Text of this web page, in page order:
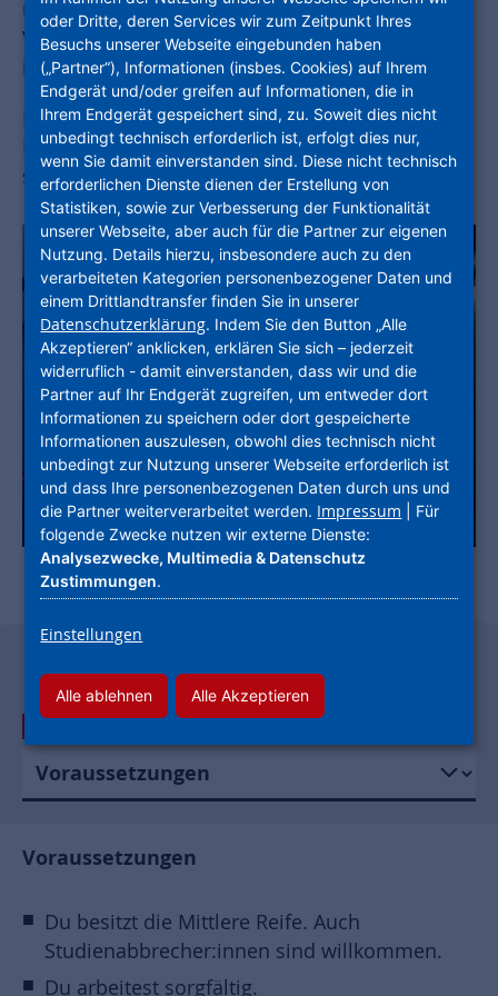
und zu warten. Dabei entwickelst du ein tiefes
Verständnis für nachhaltige Energienutzung und
innovative Technologien.
Bist du bereit, den Komfort und die
Lebensqualität von morgen zu gestalten? Dann
starte deine Ausbildung bei der NHW!
Voraussetzungen
Du besitzt die Mittlere Reife. Auch
Studienabbrecher:innen sind willkommen.
Du arbeitest sorgfältig.
oder Dritte, deren Services wir zum Zeitpunkt Ihres
Besuchs unserer Webseite eingebunden haben
(„Partner“), Informationen (insbes. Cookies) auf Ihrem
Endgerät und/oder greifen auf Informationen, die in
Ihrem Endgerät gespeichert sind, zu. Soweit dies nicht
unbedingt technisch erforderlich ist, erfolgt dies nur,
wenn Sie damit einverstanden sind. Diese nicht technisch
erforderlichen Dienste dienen der Erstellung von
Statistiken, sowie zur Verbesserung der Funktionalität
unserer Webseite, aber auch für die Partner zur eigenen
Nutzung. Details hierzu, insbesondere auch zu den
verarbeiteten Kategorien personenbezogener Daten und
einem Drittlandtransfer finden Sie in unserer
Datenschutzerklärung. Indem Sie den Button „Alle
Akzeptieren“ anklicken, erklären Sie sich – jederzeit
widerruflich - damit einverstanden, dass wir und die
Partner auf Ihr Endgerät zugreifen, um entweder dort
Informationen zu speichern oder dort gespeicherte
Informationen auszulesen, obwohl dies technisch nicht
unbedingt zur Nutzung unserer Webseite erforderlich ist
und dass Ihre personenbezogenen Daten durch uns und
die Partner weiterverarbeitet werden. Impressum | Für
folgende Zwecke nutzen wir externe Dienste:
Analysezwecke, Multimedia & Datenschutz
Zustimmungen.
Einstellungen
Alle ablehnen Alle Akzeptieren